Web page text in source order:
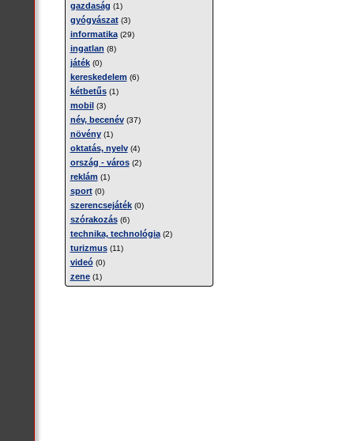
gazdaság (1)
gyógyászat(3)
informatika(29)
ingatlan (8)
játék(0)
kereskedelem (6)
kétbetűs(1)
mobil (3)
név, becenév(37)
növény(1)
oktatás, nyelv(4)
ország - város(2)
reklám (1)
sport(0)
szerencsejáték(0)
szórakozás(6)
technika, technológia(2)
turizmus(11)
videó(0)
zene(1)